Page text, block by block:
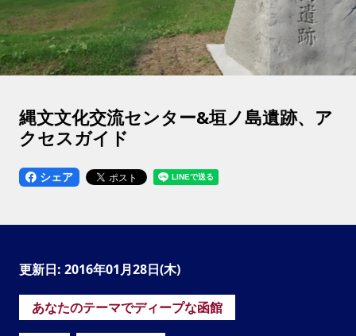
縄文文化交流センター&垣ノ島遺跡、ア
クセスガイド
シェア
更新日: 2016年01月28日(木)
あなたのテーマでディープな函館